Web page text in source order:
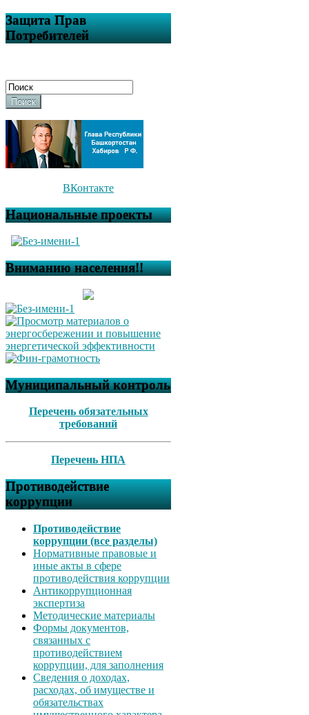
Защита Прав
Потребителей
Поиск
ВКонтакте
Национальные проекты
Вниманию населения!!
Муниципальный контроль
Перечень обязательных
требований
Перечень НПА
Противодействие
коррупции
Противодействие
коррупции (все разделы)
Нормативные правовые и
иные акты в сфере
противодействия коррупции
Антикоррупционная
экспертиза
Методические материалы
Формы документов,
связанных с
противодействием
коррупции, для заполнения
Сведения о доходах,
расходах, об имуществе и
обязательствах